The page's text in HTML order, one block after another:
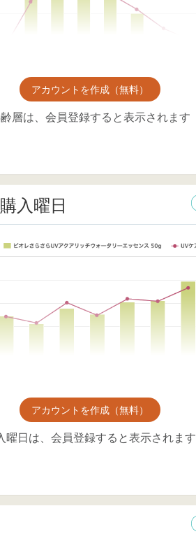
アカウントを作成（無料）
層は、会員登録すると表示されます
購入曜日
アカウントを作成（無料）
曜日は、会員登録すると表示されます